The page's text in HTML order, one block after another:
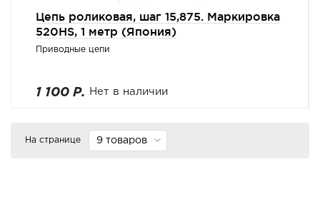
Цепь роликовая, шаг 15,875. Маркировка
520HS, 1 метр (Япония)
Приводные цепи
1 100 Р. Нет в наличии
На странице 9 товаров